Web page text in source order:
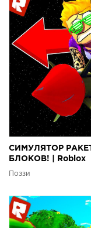
СИМУЛЯТОР
БЛОКОВ! | Roblox
Поззи